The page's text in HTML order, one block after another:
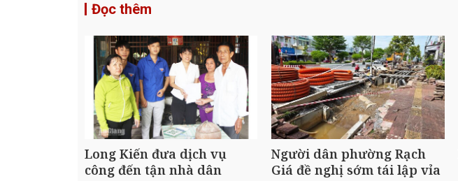
Đọc thêm
Long Kiến đưa dịch vụ
công đến tận nhà dân
Người dân phường Rạch
Giá đề nghị sớm tái lập vỉa